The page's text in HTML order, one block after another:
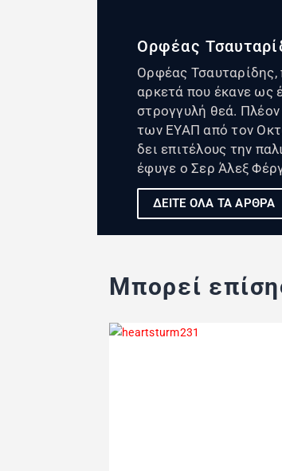
Ορφέας
Ορφέας Τσαυταρίδης,
αρκετά που έκανε ως
στρογγυλή θεά. Πλέον
των ΕΥΑΠ από τον
δει επιτέλους την
έφυγε ο Σερ Άλεξ
ΔΕΙΤΕ ΟΛΑ ΤΑ ΑΡΘΡΑ
Μπορεί